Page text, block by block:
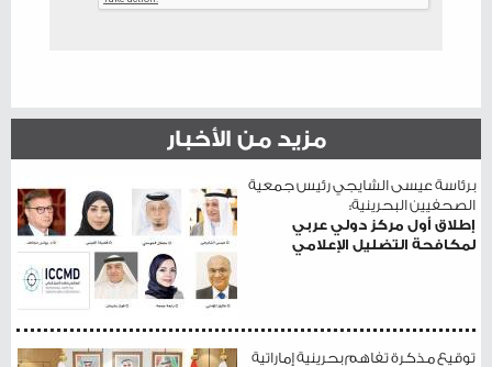
مزيد من الأخبار
برئاسة عيسى الشايجي رئيس جمعية
الصحفيين البحرينية:
إطلاق أول مركز دولي عربي
لمكافحة التضليل الإعلامي
توقيع مذكرة تفاهم بحرينية إماراتية